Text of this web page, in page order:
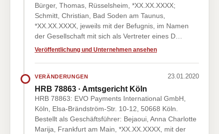
Bürger, Thomas, Rüsselsheim, *XX.XX.XXXX;
Schmitt, Christian, Bad Soden am Taunus,
*XX.XX.XXXX, jeweils mit der Befugnis, im Namen
der Gesellschaft mit sich als Vertreter eines D…
Veröffentlichung und Unternehmen ansehen
VERÄNDERUNGEN 23.01.2020
HRB 78863 · Amtsgericht Köln
HRB 78863: EVO Payments International GmbH,
Köln, Elsa-Brändström-Str. 10-12, 50668 Köln.
Bestellt als Geschäftsführer: Bejaoui, Anna Charlotte
Marija, Frankfurt am Main, *XX.XX.XXXX, mit der